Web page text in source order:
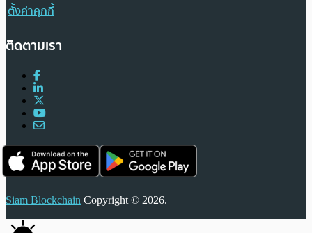
ตั้งค่าคุกกี้
ติดตามเรา
Siam Blockchain Copyright © 2026.